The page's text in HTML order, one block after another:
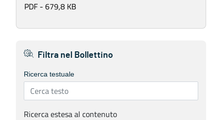
PDF - 679,8 KB
Filtra nel Bollettino
Ricerca testuale
Ricerca estesa al contenuto